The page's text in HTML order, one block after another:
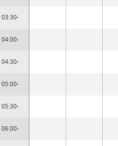
03:30-
04:00-
04:30-
05:00-
05:30-
06:00-